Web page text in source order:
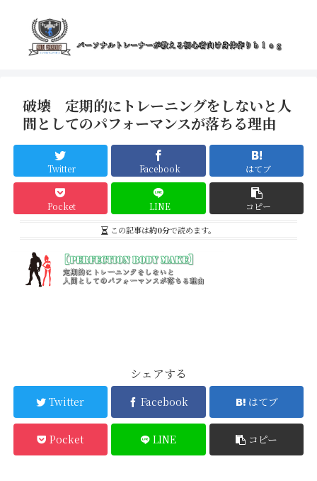
破壊 定期的にトレーニングをしないと人
間としてのパフォーマンスが落ちる理由
Twitter Facebook はてブ
Pocket LINE コピー
この記事は約0分で読めます。
シェアする
Twitter Facebook はてブ
Pocket LINE コピー